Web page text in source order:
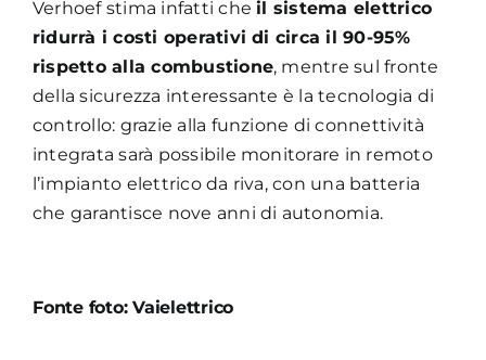
Verhoef stima infatti che il sistema elettrico
ridurrà i costi operativi di circa il 90-95%
rispetto alla combustione, mentre sul fronte
della sicurezza interessante è la tecnologia di
controllo: grazie alla funzione di connettività
integrata sarà possibile monitorare in remoto
l’impianto elettrico da riva, con una batteria
che garantisce nove anni di autonomia.
Fonte foto: Vaielettrico